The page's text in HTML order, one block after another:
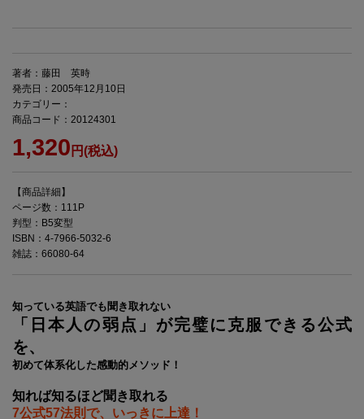
著者：藤田 英時
発売日：2005年12月10日
カテゴリー：
商品コード：20124301
1,320 円(税込)
【商品詳細】
ページ数：111P
判型：B5変型
ISBN：4-7966-5032-6
雑誌：66080-64
知っている英語でも聞き取れない
「日本人の弱点」が完璧に克服できる公式
を、
初めて体系化した感動的メソッド！
知れば知るほど聞き取れる
7公式57法則で、いっきに上達！